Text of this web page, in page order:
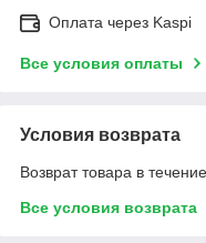
Оплата через Kaspi
Все условия оплаты
Условия возврата
Возврат товара в
Все условия возврата